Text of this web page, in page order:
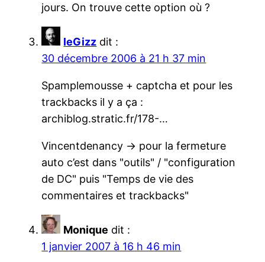
jours. On trouve cette option où ?
leGizz dit :
30 décembre 2006 à 21 h 37 min
Spamplemousse + captcha et pour les
trackbacks il y a ça :
archiblog.stratic.fr/178-…
Vincentdenancy -> pour la fermeture
auto c’est dans "outils" / "configuration
de DC" puis "Temps de vie des
commentaires et trackbacks"
Monique dit :
1 janvier 2007 à 16 h 46 min